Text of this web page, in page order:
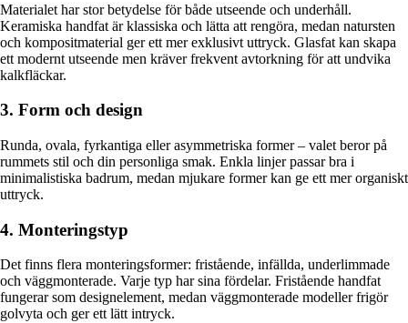
Materialet har stor betydelse för både utseende och underhåll.
Keramiska handfat är klassiska och lätta att rengöra, medan natursten
och kompositmaterial ger ett mer exklusivt uttryck. Glasfat kan skapa
ett modernt utseende men kräver frekvent avtorkning för att undvika
kalkfläckar.
3. Form och design
Runda, ovala, fyrkantiga eller asymmetriska former – valet beror på
rummets stil och din personliga smak. Enkla linjer passar bra i
minimalistiska badrum, medan mjukare former kan ge ett mer organiskt
uttryck.
4. Monteringstyp
Det finns flera monteringsformer: fristående, infällda, underlimmade
och väggmonterade. Varje typ har sina fördelar. Fristående handfat
fungerar som designelement, medan väggmonterade modeller frigör
golvyta och ger ett lätt intryck.